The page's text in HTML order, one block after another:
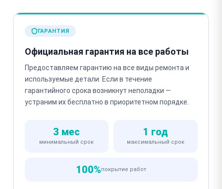
ГАРАНТИЯ
Официальная гарантия на все работы
Предоставляем гарантию на все виды ремонта и
используемые детали. Если в течение
гарантийного срока возникнут неполадки —
устраним их бесплатно в приоритетном порядке.
3 мес
минимальный срок
1 год
максимальный срок
100%покрытие работ